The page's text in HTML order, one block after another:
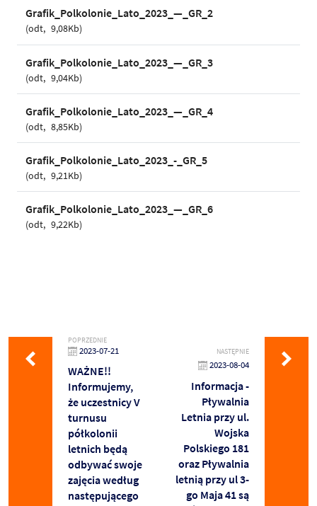
Grafik_Polkolonie_Lato_2023_—_GR_2
odt 9,08Kb
Grafik_Polkolonie_Lato_2023_—_GR_3
odt 9,04Kb
Grafik_Polkolonie_Lato_2023_—_GR_4
odt 8,85Kb
Grafik_Polkolonie_Lato_2023_-_GR_5
odt 9,21Kb
Grafik_Polkolonie_Lato_2023_—_GR_6
odt 9,22Kb
POPRZEDNIE
2023-07-21
WAŻNE!!
Informujemy,
że uczestnicy V
turnusu
półkolonii
letnich będą
odbywać swoje
zajęcia według
następującego
NASTĘPNIE
2023-08-04
Informacja -
Pływalnia
Letnia przy ul.
Wojska
Polskiego 181
oraz Pływalnia
letnią przy ul 3-
go Maja 41 są